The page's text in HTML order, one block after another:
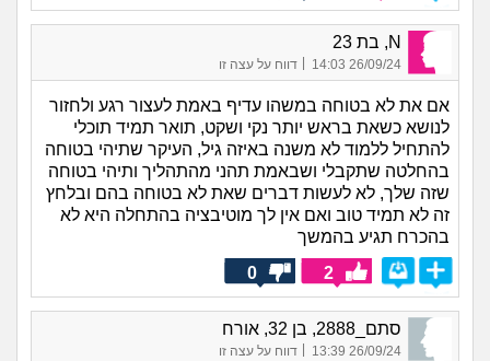
N, בת 23
26/09/24 14:03 דווח על עצה זו
אם את לא בטוחה במשהו עדיף באמת לעצור רגע ולחזור
לנושא כשאת בראש יותר נקי ושקט, תואר תמיד תוכלי
להתחיל ללמוד לא משנה באיזה גיל, העיקר שתיהי בטוחה
בהחלטה שתקבלי ושבאמת תהני מהתהליך ותיהי בטוחה
שזה שלך, לא לעשות דברים שאת לא בטוחה בהם ובלחץ
זה לא תמיד טוב ואם אין לך מוטיבציה בהתחלה היא לא
בהכרח תגיע בהמשך
2
0
סתם_2888, בן 32, אורח
26/09/24 13:39 דווח על עצה זו